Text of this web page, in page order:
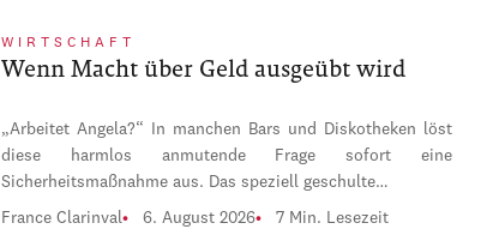
WIRTSCHAFT
Wenn Macht über Geld ausgeübt wird
„Arbeitet Angela?“ In manchen Bars und Diskotheken löst
diese harmlos anmutende Frage sofort eine
Sicherheitsmaßnahme aus. Das speziell geschulte…
France Clarinval 6. August 2026 7 Min. Lesezeit